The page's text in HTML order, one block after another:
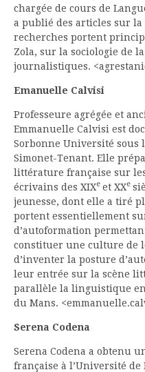
chargée de cours de
a publié des articles sur la
recherches portent
Zola, sur la sociologie de
journalistiques.
Emanuelle Calvisi
Professeure agrégée et
Emmanuelle Calvisi est
Sorbonne Université sous
Simonet-Tenant. Elle
littérature française sur
écrivains des XIXe et XXe
jeunesse, dont elle a tiré
portent essentiellement
d’autoformation
constituer une culture de
d’inventer la posture
leur entrée sur la scène
parallèle la linguistique en
du Mans.
Serena Codena
Serena Codena a obtenu
française à l’Université de